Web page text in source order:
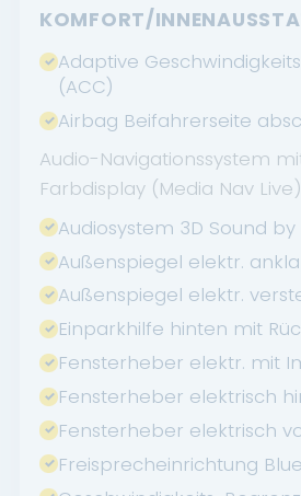
KOMFORT/
Adaptive
(ACC)
Airbag Beifahrerseite
Audio-Navigationssystem
Farbdisplay (Media Nav Live)
Audiosystem 3D Sound
Außenspiegel elektr.
Außenspiegel elektr.
Einparkhilfe hinten mit
Fensterheber elektr. mit
Fensterheber elektrisch
Fensterheber elektrisch
Freisprecheinrichtung